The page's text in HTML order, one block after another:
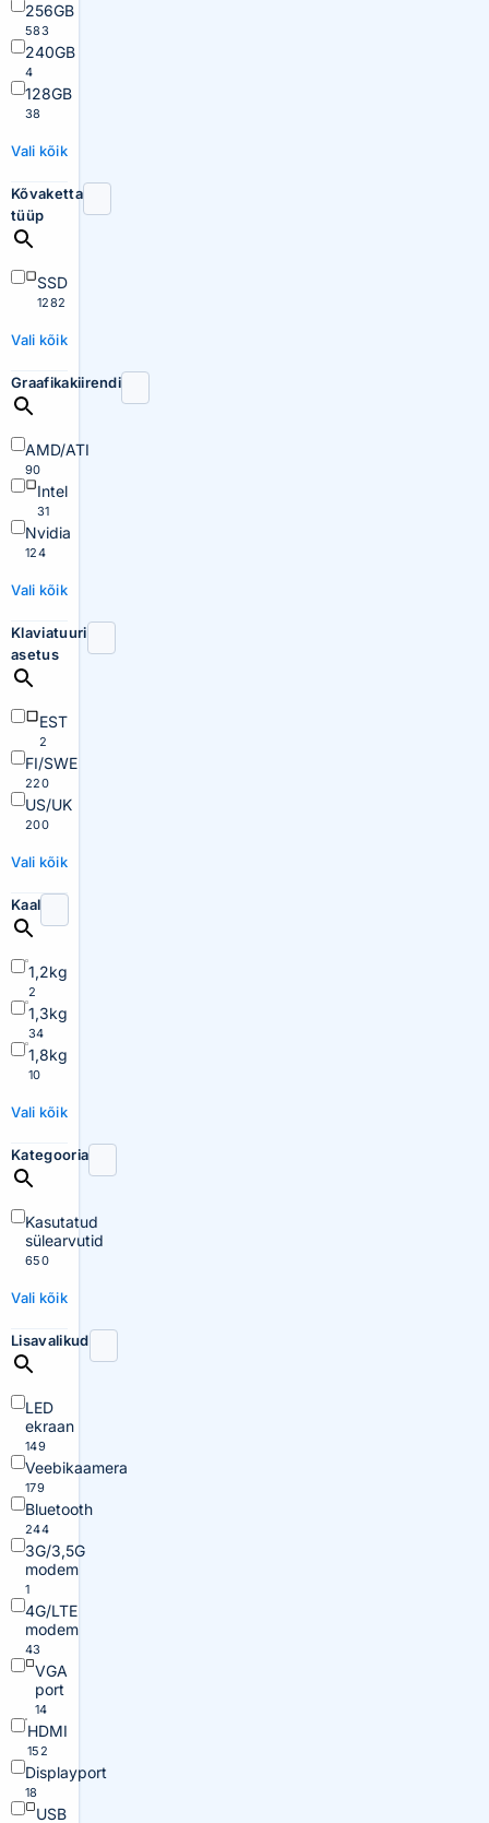
256GB
583
240GB
4
128GB
38
Vali kõik
Kõvaketta
tüüp
SSD
1282
Vali kõik
Graafikakiirendi
AMD/ATI
90
Intel
31
Nvidia
124
Vali kõik
Klaviatuuri
asetus
EST
2
FI/SWE
220
US/UK
200
Vali kõik
Kaal
1,2kg
2
1,3kg
34
1,8kg
10
Vali kõik
Kategooria
Kasutatud
sülearvutid
650
Vali kõik
Lisavalikud
LED
ekraan
149
Veebikaamera
179
Bluetooth
244
3G/3,5G
modem
1
4G/LTE
modem
43
VGA
port
14
HDMI
152
Displayport
18
USB